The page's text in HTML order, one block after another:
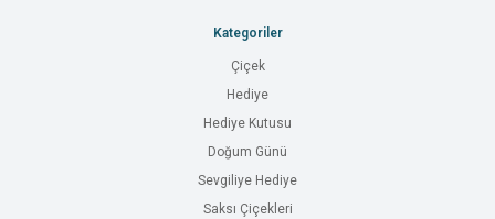
Kategoriler
Çiçek
Hediye
Hediye Kutusu
Doğum Günü
Sevgiliye Hediye
Saksı Çiçekleri